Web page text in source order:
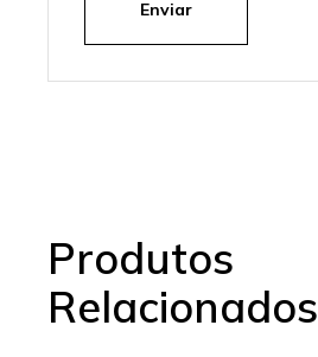
Enviar
Produtos
Relacionados